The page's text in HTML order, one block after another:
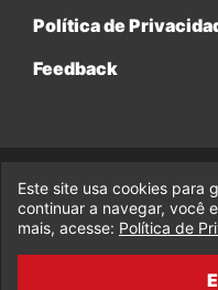
Política de
Feedback
© 2017-2026 Legado
Este site usa cookies para
continuar a navegar, você
mais, acesse: Política de